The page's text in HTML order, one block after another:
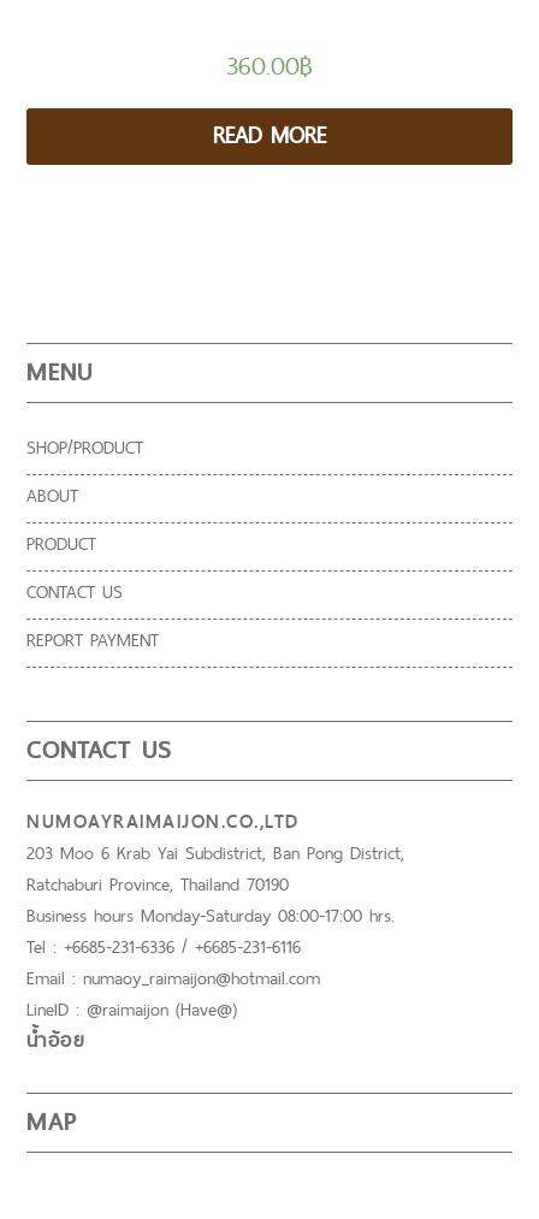
360.00฿
READ MORE
MENU
SHOP/PRODUCT
ABOUT
PRODUCT
CONTACT US
REPORT PAYMENT
CONTACT US
NUMOAYRAIMAIJON.CO.,LTD
203 Moo 6 Krab Yai Subdistrict, Ban Pong District,
Ratchaburi Province, Thailand 70190
Business hours Monday-Saturday 08:00-17:00 hrs.
Tel : +6685-231-6336 / +6685-231-6116
Email : numaoy_raimaijon@hotmail.com
LineID : @raimaijon (Have@)
น้ำอ้อย
MAP